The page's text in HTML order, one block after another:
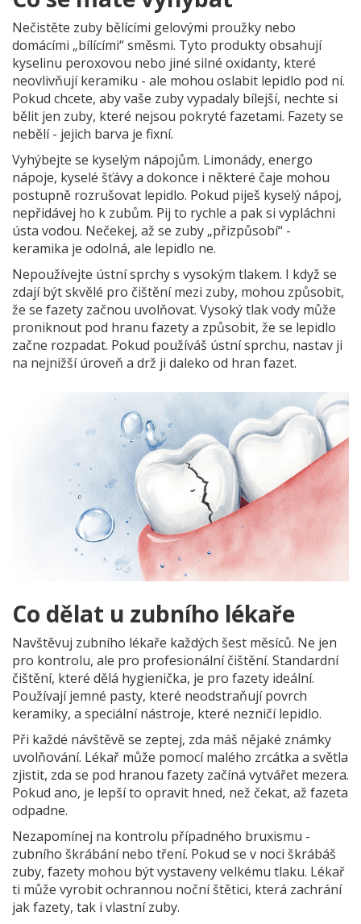
Nečistěte zuby bělícími gelovými proužky nebo
domácími „bílícími“ směsmi. Tyto produkty obsahují
kyselinu peroxovou nebo jiné silné oxidanty, které
neovlivňují keramiku - ale mohou oslabit lepidlo pod ní.
Pokud chcete, aby vaše zuby vypadaly bílejší, nechte si
bělit jen zuby, které nejsou pokryté fazetami. Fazety se
nebělí - jejich barva je fixní.
Vyhýbejte se kyselým nápojům. Limonády, energo
nápoje, kyselé šťávy a dokonce i některé čaje mohou
postupně rozrušovat lepidlo. Pokud piješ kyselý nápoj,
nepřidávej ho k zubům. Pij to rychle a pak si vypláchni
ústa vodou. Nečekej, až se zuby „přizpůsobí“ -
keramika je odolná, ale lepidlo ne.
Nepoužívejte ústní sprchy s vysokým tlakem. I když se
zdají být skvělé pro čištění mezi zuby, mohou způsobit,
že se fazety začnou uvolňovat. Vysoký tlak vody může
proniknout pod hranu fazety a způsobit, že se lepidlo
začne rozpadat. Pokud používáš ústní sprchu, nastav ji
na nejnižší úroveň a drž ji daleko od hran fazet.
Co dělat u zubního lékaře
Navštěvuj zubního lékaře každých šest měsíců. Ne jen
pro kontrolu, ale pro profesionální čištění. Standardní
čištění, které dělá hygienička, je pro fazety ideální.
Používají jemné pasty, které neodstraňují povrch
keramiky, a speciální nástroje, které nezničí lepidlo.
Při každé návštěvě se zeptej, zda máš nějaké známky
uvolňování. Lékař může pomocí malého zrcátka a světla
zjistit, zda se pod hranou fazety začíná vytvářet mezera.
Pokud ano, je lepší to opravit hned, než čekat, až fazeta
odpadne.
Nezapomínej na kontrolu případného bruxismu -
zubního škrábání nebo tření. Pokud se v noci škrábáš
zuby, fazety mohou být vystaveny velkému tlaku. Lékař
ti může vyrobit ochrannou noční štětici, která zachrání
jak fazety, tak i vlastní zuby.